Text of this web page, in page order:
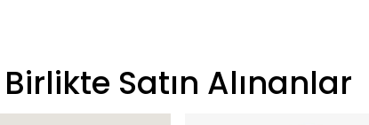
Birlikte Satın Alınanlar